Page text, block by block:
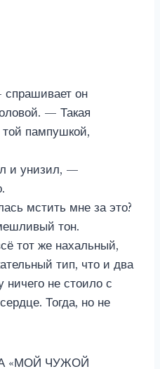
он
— Такая
той пампушкой,
и унизил, —
мстить мне за это?
тон.
тот же нахальный,
тип, что и два
ничего не стоило с
Тогда, но не
«МОЙ ЧУЖОЙ